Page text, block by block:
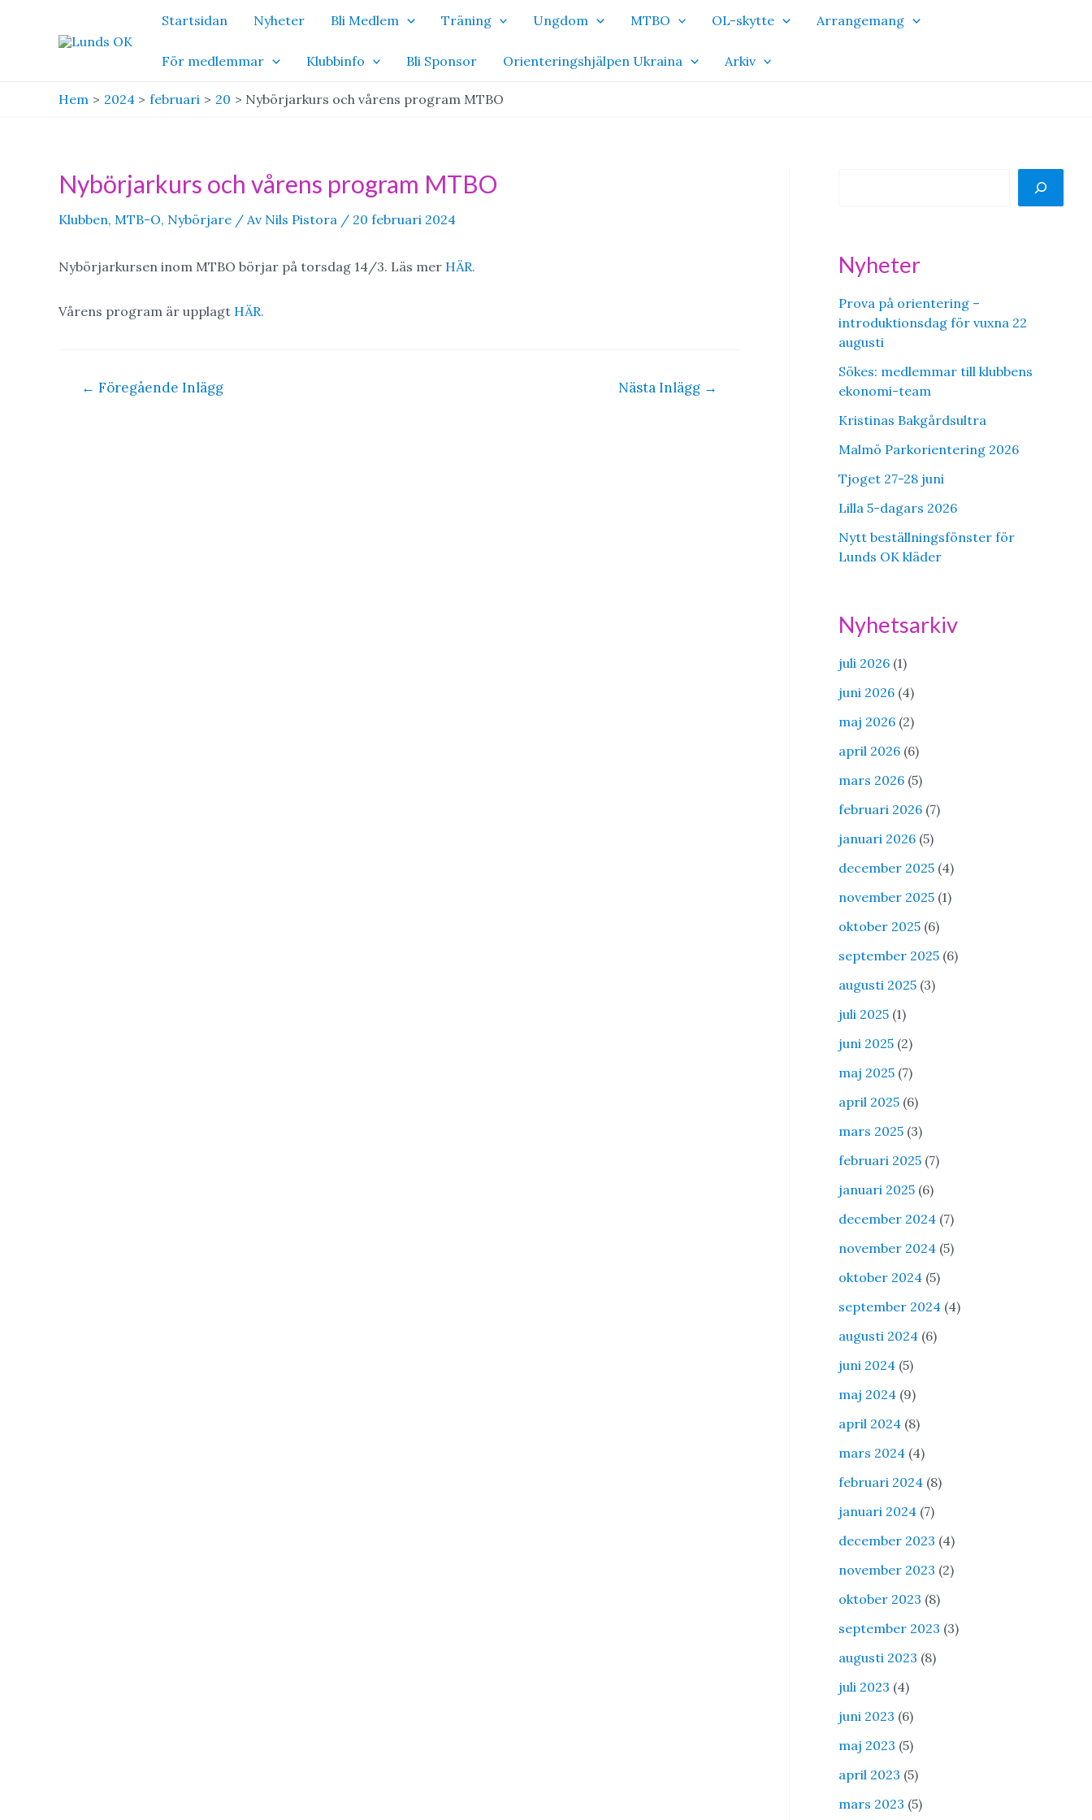
Startsidan Nyheter Bli Medlem Träning Ungdom MTBO OL-skytte Arrangemang
För medlemmar Klubbinfo Bli Sponsor Orienteringshjälpen Ukraina Arkiv
Hem 2024 februari 20 Nybörjarkurs och vårens program MTBO
Nybörjarkurs och vårens program MTBO
Klubben, MTB-O, Nybörjare / Av Nils Pistora / 20 februari 2024
Nybörjarkursen inom MTBO börjar på torsdag 14/3. Läs mer HÄR.
Vårens program är upplagt HÄR.
Inläggsnavigering
← Föregående Inlägg Nästa Inlägg →
Nyheter
Prova på orientering –
introduktionsdag för vuxna 22
augusti
Sökes: medlemmar till klubbens
ekonomi-team
Kristinas Bakgårdsultra
Malmö Parkorientering 2026
Tjoget 27-28 juni
Lilla 5-dagars 2026
Nytt beställningsfönster för
Lunds OK kläder
Nyhetsarkiv
juli 2026 (1)
juni 2026 (4)
maj 2026 (2)
april 2026 (6)
mars 2026 (5)
februari 2026 (7)
januari 2026 (5)
december 2025 (4)
november 2025 (1)
oktober 2025 (6)
september 2025 (6)
augusti 2025 (3)
juli 2025 (1)
juni 2025 (2)
maj 2025 (7)
april 2025 (6)
mars 2025 (3)
februari 2025 (7)
januari 2025 (6)
december 2024 (7)
november 2024 (5)
oktober 2024 (5)
september 2024 (4)
augusti 2024 (6)
juni 2024 (5)
maj 2024 (9)
april 2024 (8)
mars 2024 (4)
februari 2024 (8)
januari 2024 (7)
december 2023 (4)
november 2023 (2)
oktober 2023 (8)
september 2023 (3)
augusti 2023 (8)
juli 2023 (4)
juni 2023 (6)
maj 2023 (5)
april 2023 (5)
mars 2023 (5)